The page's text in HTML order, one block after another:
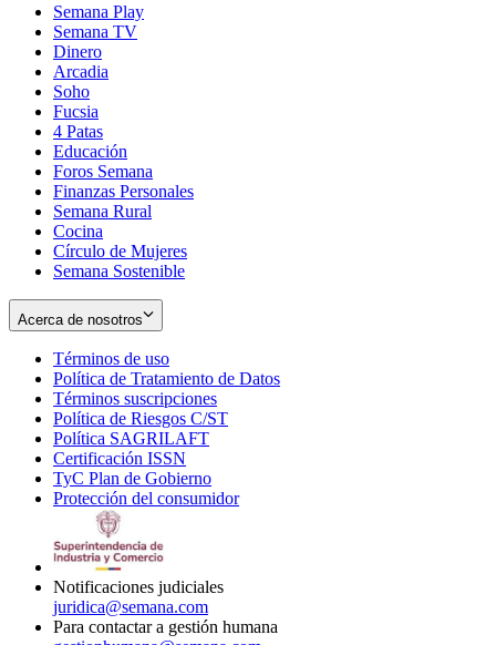
Semana Play
Semana TV
Dinero
Arcadia
Soho
in
new
window
Fucsia
in
new
window
4 Patas
Educación
Foros Semana
Finanzas Personales
Semana Rural
Cocina
Círculo de Mujeres
Semana Sostenible
Acerca de nosotros
Términos de uso
in
new
window
Política de Tratamiento de Datos
Términos suscripciones
in
Política de Riesgos C/ST
Política SAGRILAFT
new
window
Certificación ISSN
in
new
TyC Plan de Gobierno
in
Protección del consumidorOpens
Notificaciones judiciales
juridica@semana.com
Para contactar a gestión humana